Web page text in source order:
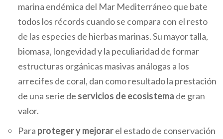
marina endémica del Mar Mediterráneo que bate
todos los récords cuando se compara con el resto
de las especies de hierbas marinas. Su mayor talla,
biomasa, longevidad y la peculiaridad de formar
estructuras orgánicas masivas análogas a los
arrecifes de coral, dan como resultado la prestación
de una serie de servicios de ecosistema de gran
valor.
Para proteger y mejorarel estado de conservación